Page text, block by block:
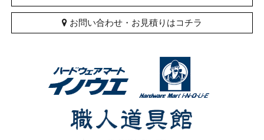
お問い合わせ・お見積りはコチラ